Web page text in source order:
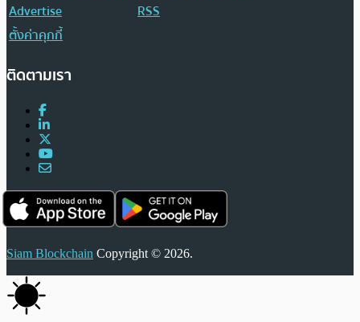
Advertise
RSS
ตั้งค่าคุกกี้
ติดตามเรา
Siam Blockchain Copyright © 2026.